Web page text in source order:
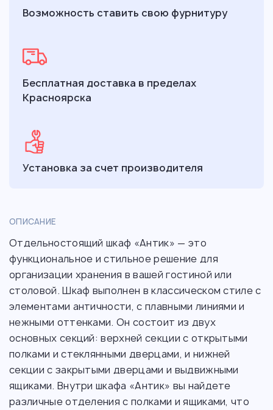
Возможность ставить свою фурнитуру
Бесплатная доставка в пределах
Красноярска
Установка за счет производителя
ОПИСАНИЕ
Отдельностоящий шкаф «Антик» — это
функциональное и стильное решение для
организации хранения в вашей гостиной или
столовой. Шкаф выполнен в классическом стиле с
элементами античности, с плавными линиями и
нежными оттенками. Он состоит из двух
основных секций: верхней секции с открытыми
полками и стеклянными дверцами, и нижней
секции с закрытыми дверцами и выдвижными
ящиками. Внутри шкафа «Антик» вы найдете
различные отделения с полками и ящиками, что